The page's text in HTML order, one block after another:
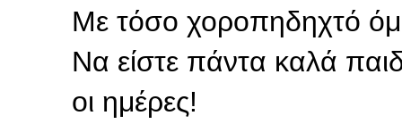
Με τόσο χοροπηδηχτό
Να είστε πάντα καλά
οι ημέρες!